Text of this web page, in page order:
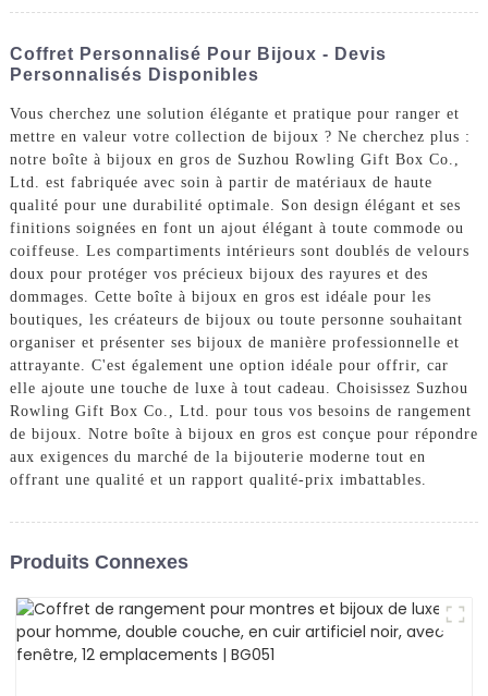
Coffret Personnalisé Pour Bijoux - Devis
Personnalisés Disponibles
Vous cherchez une solution élégante et pratique pour ranger et
mettre en valeur votre collection de bijoux ? Ne cherchez plus :
notre boîte à bijoux en gros de Suzhou Rowling Gift Box Co.,
Ltd. est fabriquée avec soin à partir de matériaux de haute
qualité pour une durabilité optimale. Son design élégant et ses
finitions soignées en font un ajout élégant à toute commode ou
coiffeuse. Les compartiments intérieurs sont doublés de velours
doux pour protéger vos précieux bijoux des rayures et des
dommages. Cette boîte à bijoux en gros est idéale pour les
boutiques, les créateurs de bijoux ou toute personne souhaitant
organiser et présenter ses bijoux de manière professionnelle et
attrayante. C'est également une option idéale pour offrir, car
elle ajoute une touche de luxe à tout cadeau. Choisissez Suzhou
Rowling Gift Box Co., Ltd. pour tous vos besoins de rangement
de bijoux. Notre boîte à bijoux en gros est conçue pour répondre
aux exigences du marché de la bijouterie moderne tout en
offrant une qualité et un rapport qualité-prix imbattables.
Produits Connexes